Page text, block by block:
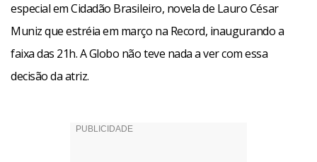
especial em Cidadão Brasileiro, novela de Lauro César
Muniz que estréia em março na Record, inaugurando a
faixa das 21h. A Globo não teve nada a ver com essa
decisão da atriz.